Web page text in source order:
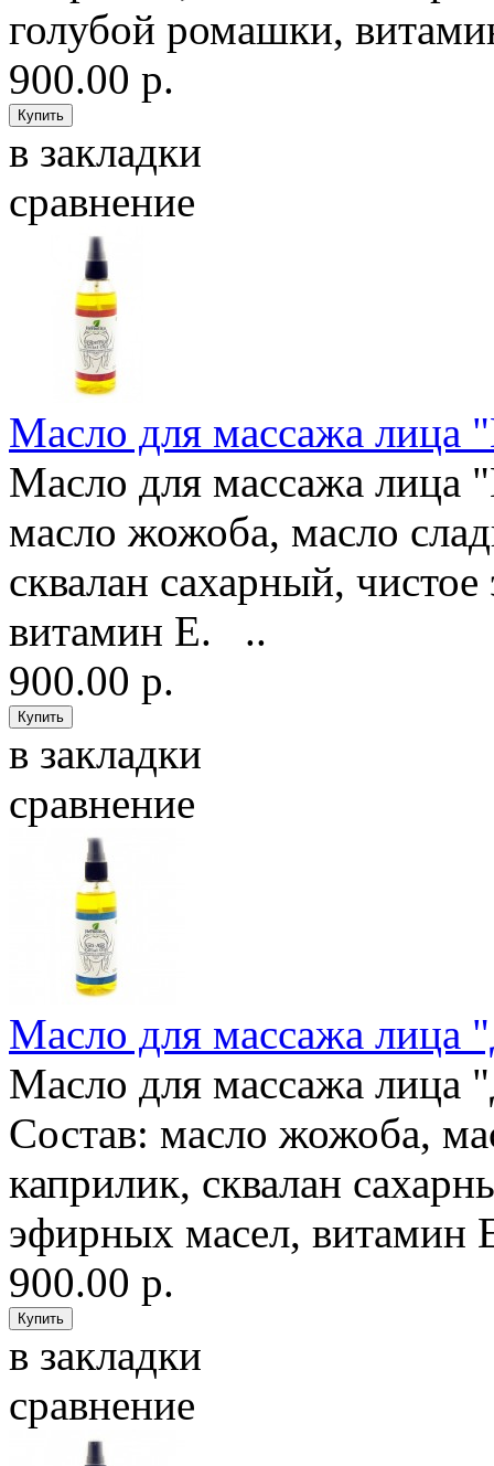
голубой ромашки,
900.00 р.
в закладки
сравнение
Масло для массажа лица
Масло для массажа лица
масло жожоба, масло
сквалан сахарный,
витамин Е. ..
900.00 р.
в закладки
сравнение
Масло для массажа лица
Масло для массажа лица
Состав: масло жожоба,
каприлик, сквалан
эфирных масел,
900.00 р.
в закладки
сравнение